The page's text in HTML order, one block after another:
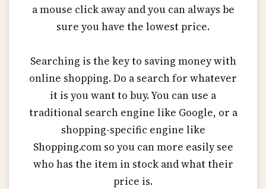
a mouse click away and you can always be
sure you have the lowest price.
Searching is the key to saving money with
online shopping. Do a search for whatever
it is you want to buy. You can use a
traditional search engine like Google, or a
shopping-specific engine like
Shopping.com so you can more easily see
who has the item in stock and what their
price is.